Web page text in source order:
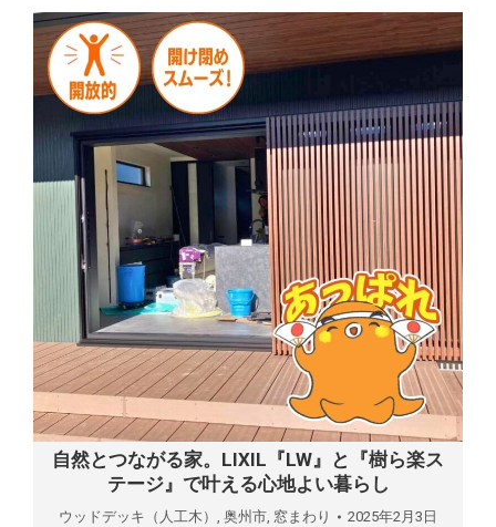
自然とつながる家。LIXIL『LW』と『樹ら楽ス
テージ』で叶える心地よい暮らし
ウッドデッキ（人工木） 奥州市 窓まわり 2025年2月3日